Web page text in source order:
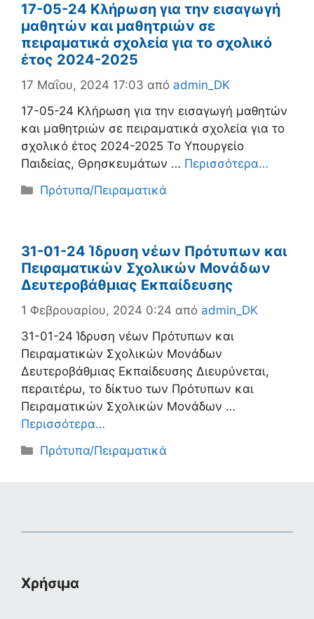
17-05-24 Κλήρωση για την εισαγωγή
μαθητών και μαθητριών σε
πειραματικά σχολεία για το σχολικό
έτος 2024-2025
17 Μαΐου, 2024 17:03 από admin_DK
17-05-24 Κλήρωση για την εισαγωγή μαθητών
και μαθητριών σε πειραματικά σχολεία για το
σχολικό έτος 2024-2025 Το Υπουργείο
Παιδείας, Θρησκευμάτων … Περισσότερα…
Κατηγορίες
Πρότυπα/Πειραματικά
31-01-24 Ίδρυση νέων Πρότυπων και
Πειραματικών Σχολικών Μονάδων
Δευτεροβάθμιας Εκπαίδευσης
1 Φεβρουαρίου, 2024 0:24 από admin_DK
31-01-24 Ίδρυση νέων Πρότυπων και
Πειραματικών Σχολικών Μονάδων
Δευτεροβάθμιας Εκπαίδευσης Διευρύνεται,
περαιτέρω, το δίκτυο των Πρότυπων και
Πειραματικών Σχολικών Μονάδων …
Περισσότερα…
Κατηγορίες
Πρότυπα/Πειραματικά
Χρήσιμα